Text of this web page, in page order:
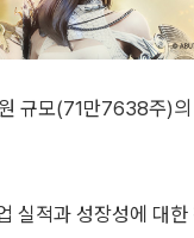
규모(71만7638주)
실적과 성장성에 대